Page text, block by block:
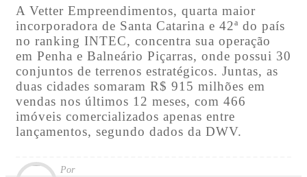
A Vetter Empreendimentos, quarta maior
incorporadora de Santa Catarina e 42ª do país
no ranking INTEC, concentra sua operação
em Penha e Balneário Piçarras, onde possui 30
conjuntos de terrenos estratégicos. Juntas, as
duas cidades somaram R$ 915 milhões em
vendas nos últimos 12 meses, com 466
imóveis comercializados apenas entre
lançamentos, segundo dados da DWV.
Por